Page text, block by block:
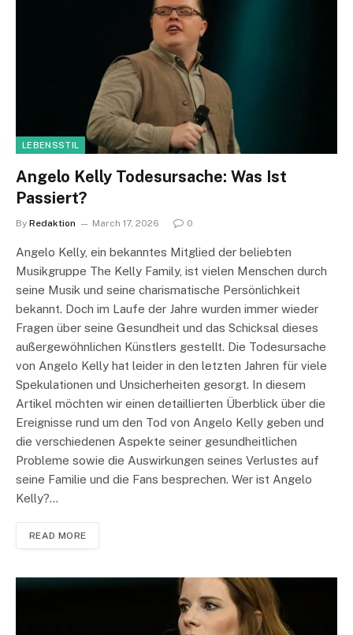
LEBENSSTIL
Angelo Kelly Todesursache: Was Ist
Passiert?
By Redaktion March 17, 2026 0
Angelo Kelly, ein bekanntes Mitglied der beliebten
Musikgruppe The Kelly Family, ist vielen Menschen durch
seine Musik und seine charismatische Persönlichkeit
bekannt. Doch im Laufe der Jahre wurden immer wieder
Fragen über seine Gesundheit und das Schicksal dieses
außergewöhnlichen Künstlers gestellt. Die Todesursache
von Angelo Kelly hat leider in den letzten Jahren für viele
Spekulationen und Unsicherheiten gesorgt. In diesem
Artikel möchten wir einen detaillierten Überblick über die
Ereignisse rund um den Tod von Angelo Kelly geben und
die verschiedenen Aspekte seiner gesundheitlichen
Probleme sowie die Auswirkungen seines Verlustes auf
seine Familie und die Fans besprechen. Wer ist Angelo
Kelly?…
READ MORE